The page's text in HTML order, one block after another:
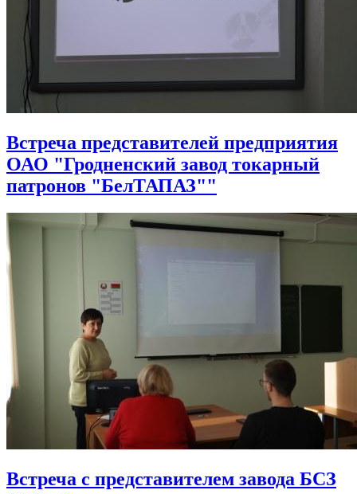
Встреча представителей предприятия
ОАО "Гродненский завод токарный
патронов "БелТАПАЗ""
Встреча с представителем завода БСЗ